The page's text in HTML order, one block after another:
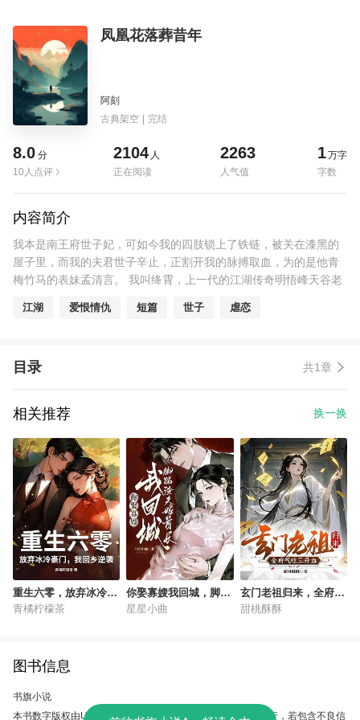
凤凰花落葬昔年
阿刻
古典架空 | 完结
8.0 分
10人点评
2104 人
正在阅读
2263
人气值
1万字
字数
内容简介
我本是南王府世子妃，可如今我的四肢锁上了铁链，被关在漆黑的
屋子里，而我的夫君世子辛止，正割开我的脉搏取血，为的是他青
梅竹马的表妹孟清言。 我叫绛霄，上一代的江湖传奇明悟峰天谷老
前，为了找成天不见踪影的师兄易扬偷跑下山，在凤凰树林捡回奄
江湖 爱恨情仇 短篇 世子 虐恋
目录 共1章
相关推荐 换一换
重生六零，放弃冰冷豪
门，我回乡逆袭
青橘柠檬茶
你娶寡嫂我回城，脚踹
渣夫嫁首长
星星小曲
玄门老祖归来，全府气
吐三升血
甜桃酥酥
图书信息
书旗小说
本书数字版权由UC故事会提供，授权本软件使用、制作、发行，若包含不良信